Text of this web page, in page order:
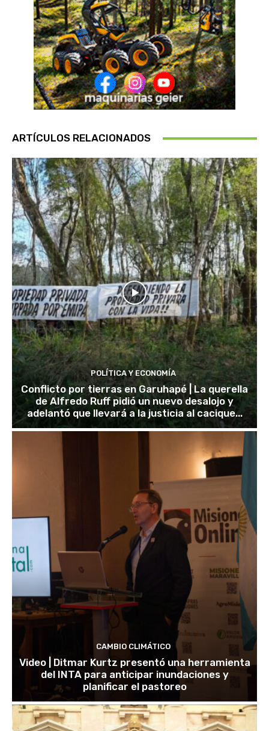
ARTÍCULOS RELACIONADOS
POLÍTICA Y ECONOMÍA
Conflicto por tierras en Garuhapé | La querella
de Alfredo Ruff pidió un nuevo desalojo y
adelantó que llevará a la justicia al cacique...
CAMBIO CLIMÁTICO
Video | Ditmar Kurtz presentó una herramienta
del INTA para anticipar inundaciones y
planificar el pastoreo